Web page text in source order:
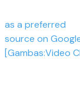
as a preferred
source on
[Gambas:Video